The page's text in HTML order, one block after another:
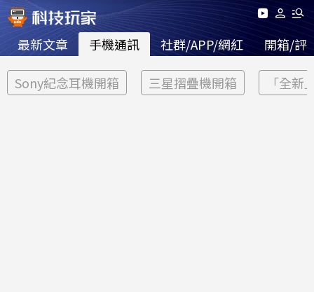
最新文章 手機通訊 社群/APP/網紅 開箱/評
Sony紀念耳機開箱 三星摺疊機開箱 「全新